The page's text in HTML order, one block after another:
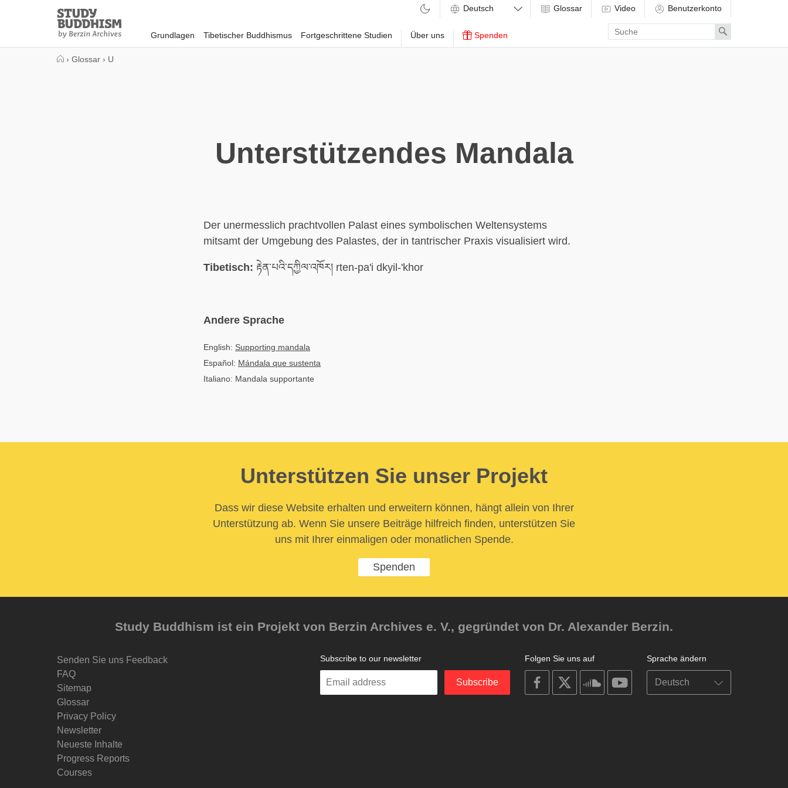
Study
Buddhism
Home
Grundlagen Tibetischer Buddhismus Fortgeschrittene Studien Über uns Spenden
Glossar Video Benutzerkonto
Enter
search
term
Search
› Glossar › U
Unterstützendes Mandala
Der unermesslich prachtvollen Palast eines symbolischen Weltensystems
mitsamt der Umgebung des Palastes, der in tantrischer Praxis visualisiert wird.
Tibetisch: རྟེན་པའི་དཀྱིལ་འཁོར། rten-pa'i dkyil-'khor
Andere Sprache
English: Supporting mandala
Español: Mándala que sustenta
Italiano: Mandala supportante
Unterstützen Sie unser Projekt
Dass wir diese Website erhalten und erweitern können, hängt allein von Ihrer
Unterstützung ab. Wenn Sie unsere Beiträge hilfreich finden, unterstützen Sie
uns mit Ihrer einmaligen oder monatlichen Spende.
Spenden
Study Buddhism ist ein Projekt von Berzin Archives e. V., gegründet von Dr. Alexander Berzin.
Senden Sie uns Feedback
FAQ
Sitemap
Glossar
Privacy Policy
Newsletter
Neueste Inhalte
Progress Reports
Courses
Sprache ändern
Folgen Sie uns auf
on
facebook
on
on
soundcloudyoutube
Subscribe to our newsletter
Enter
Subscribe